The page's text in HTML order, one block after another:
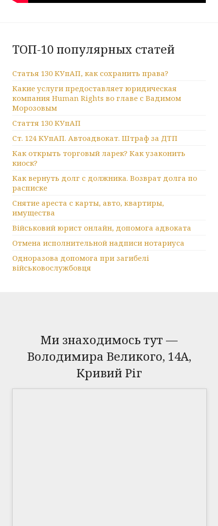
ТОП-10 популярных статей
Статья 130 КУпАП, как сохранить права?
Какие услуги предоставляет юридическая
компания Human Rights во главе с Вадимом
Морозовым
Стаття 130 КУпАП
Ст. 124 КУпАП. Автоадвокат. Штраф за ДТП
Как открыть торговый ларек? Как узаконить
киоск?
Как вернуть долг с должника. Возврат долга по
расписке
Снятие ареста с карты, авто, квартиры,
имущества
Військовий юрист онлайн, допомога адвоката
Отмена исполнительной надписи нотариуса
Одноразова допомога при загибелі
військовослужбовця
Ми знаходимось тут —
Володимира Великого, 14А,
Кривий Ріг